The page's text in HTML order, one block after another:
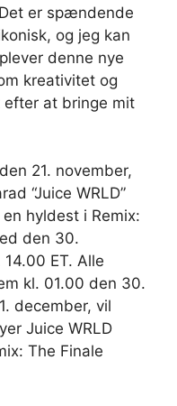
er spændende
og jeg kan
denne nye
kreativitet og
at bringe mit
21. november,
“Juice WRLD”
hyldest i Remix:
den 30.
ET. Alle
kl. 01.00 den 30.
december, vil
Juice WRLD
The Finale